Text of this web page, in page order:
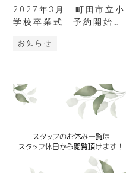
STYLE
2027年3月 町田市立小
学校卒業式 予約開始日
お知らせ